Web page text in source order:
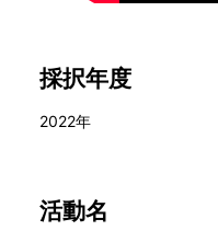
採択年度
2022年
活動名